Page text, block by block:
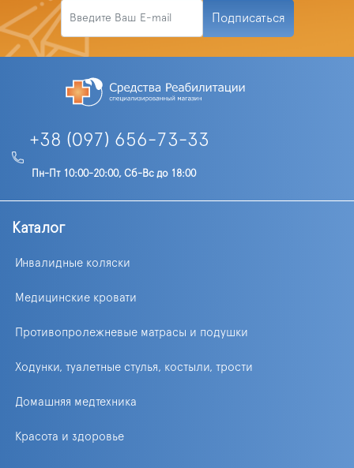
Подписаться
+38 (097) 656-73-33
Пн-Пт 10:00-20:00, Сб-Вс до 18:00
Каталог
Инвалидные коляски
Медицинские кровати
Противопролежневые матрасы и подушки
Ходунки, туалетные стулья, костыли, трости
Домашняя медтехника
Красота и здоровье